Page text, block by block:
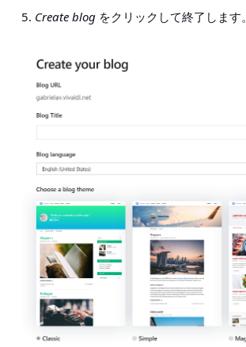
Create blog をクリックして終了します。